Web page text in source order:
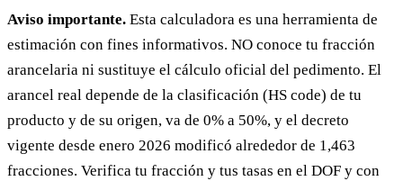
Aviso importante. Esta calculadora es una herramienta de
estimación con fines informativos. NO conoce tu fracción
arancelaria ni sustituye el cálculo oficial del pedimento. El
arancel real depende de la clasificación (HS code) de tu
producto y de su origen, va de 0% a 50%, y el decreto
vigente desde enero 2026 modificó alrededor de 1,463
fracciones. Verifica tu fracción y tus tasas en el DOF y con